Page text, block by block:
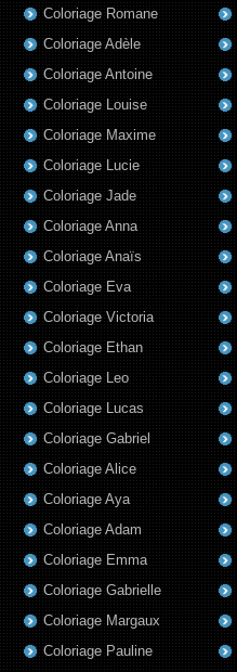
Coloriage Romane
Coloriage Adèle
Coloriage Antoine
Coloriage Louise
Coloriage Maxime
Coloriage Lucie
Coloriage Jade
Coloriage Anna
Coloriage Anaïs
Coloriage Eva
Coloriage Victoria
Coloriage Ethan
Coloriage Leo
Coloriage Lucas
Coloriage Gabriel
Coloriage Alice
Coloriage Aya
Coloriage Adam
Coloriage Emma
Coloriage Gabrielle
Coloriage Margaux
Coloriage Pauline